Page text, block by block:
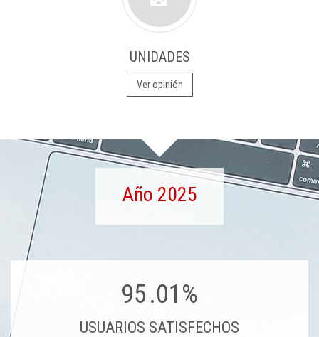
UNIDADES
Ver opinión
Año 2025
95.01%
USUARIOS SATISFECHOS